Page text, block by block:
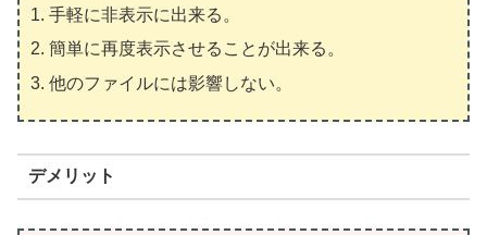
手軽に非表示に出来る。
簡単に再度表示させることが出来る。
他のファイルには影響しない。
デメリット